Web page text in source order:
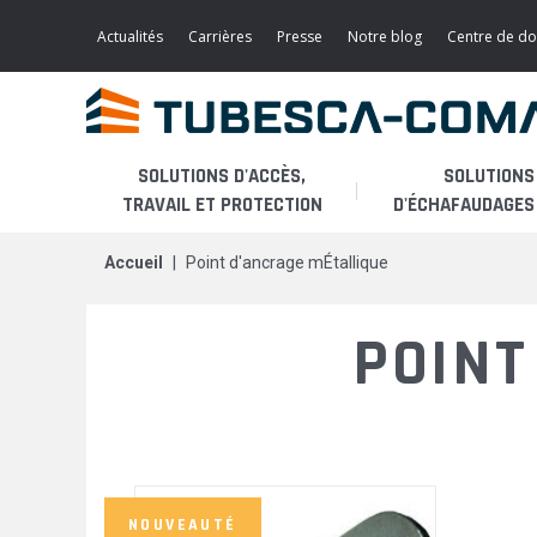
Actualités Carrières Presse Notre blog Centre de
SOLUTIONS D'ACCÈS,
TRAVAIL ET PROTECTION
Monte-matériaux
SOLUTIONS
SERVICES
accueil point d'ancrage mÉtallique
NOUVEAUTÉ